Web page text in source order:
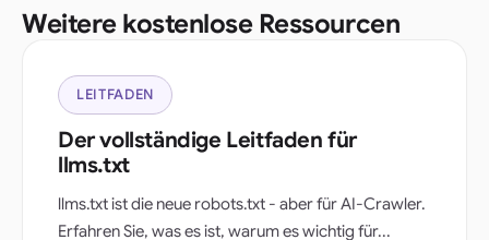
Weitere kostenlose Ressourcen
LEITFADEN
Der vollständige Leitfaden für
llms.txt
llms.txt ist die neue robots.txt - aber für AI-Crawler.
Erfahren Sie, was es ist, warum es wichtig für...